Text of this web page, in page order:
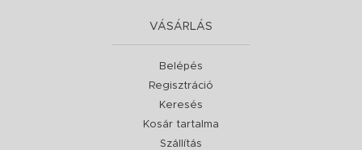
VÁSÁRLÁS
Belépés
Regisztráció
Keresés
Kosár tartalma
Szállítás